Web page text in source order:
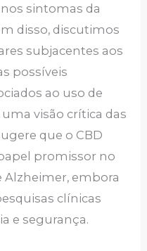
sintomas da
disso, discutimos
subjacentes aos
possíveis
ao uso de
uma visão crítica das
que o CBD
promissor no
embora
clínicas
e segurança.